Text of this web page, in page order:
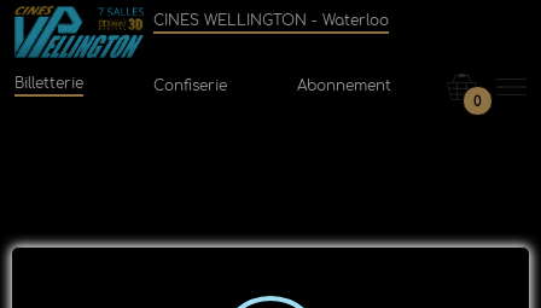
CINES WELLINGTON - Waterloo
Billetterie Confiserie Abonnement
0